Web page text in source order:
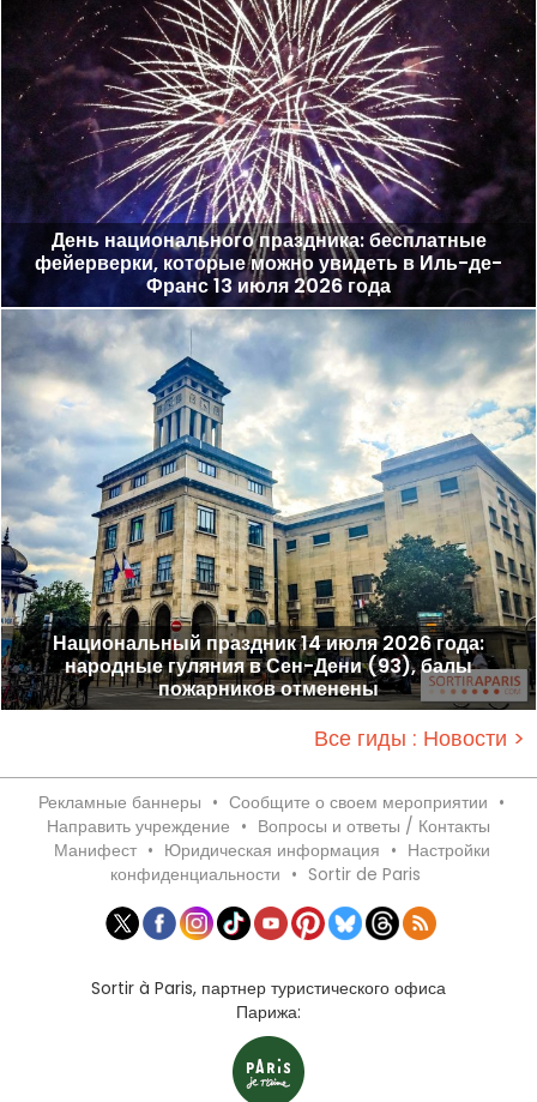
День национального праздника: бесплатные
фейерверки, которые можно увидеть в Иль-де-
Франс 13 июля 2026 года
Национальный праздник 14 июля 2026 года:
народные гуляния в Сен-Дени (93), балы
пожарников отменены
Все гиды : Новости >
Рекламные баннеры • Сообщите о своем мероприятии •
Направить учреждение • Вопросы и ответы / Контакты
Манифест • Юридическая информация • Настройки
конфиденциальности • Sortir de Paris
Sortir à Paris, партнер туристического офиса
Парижа: